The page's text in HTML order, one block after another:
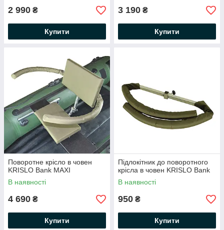
2 990 ₴
Купити
3 190 ₴
Купити
Поворотне крісло в човен
KRISLO Bank MAXI
В наявності
4 690 ₴
Купити
Підлокітник до поворотного
крісла в човен KRISLO Bank
В наявності
950 ₴
Купити